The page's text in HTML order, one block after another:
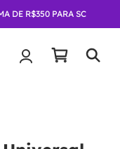
DE R$350 PARA SC